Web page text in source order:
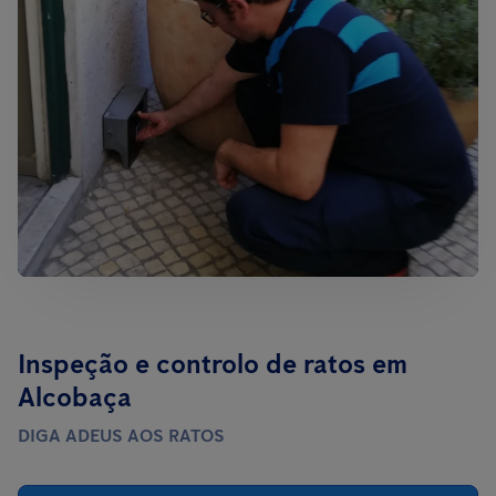
Inspeção e controlo de ratos em
Alcobaça
DIGA ADEUS AOS RATOS